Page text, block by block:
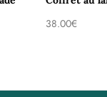
38.00€